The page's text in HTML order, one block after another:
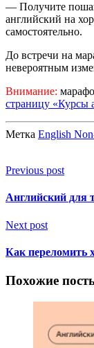
— Получите
английский на
самостоятельно.
До встречи на
невероятным
Внимание:
страницу «Курсы
Метка English
Previous post
Английский для
Next post
Как переломить
Похожие